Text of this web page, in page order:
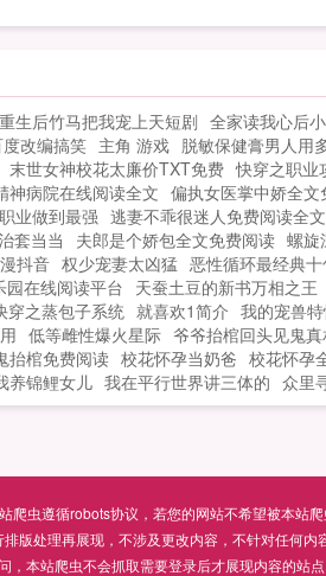
公子。他似笑非笑的看着墨风晚这辈子你
重生后竹马把我宠上天短剧 全家读我心后
改编搞笑 主角 游戏 脱敏保健膏男人用
末世女神校花太廉价TXT免费 快穿之职业
神病院在线阅读全文 偏执女医掌中娇全文
业做到最强 逃妻不乖很迷人免费阅读全
套当当 夫郎是个娇包全文免费阅读 螺旋
抖音 权少宠妻太凶猛 恶性循环最经典
园在线阅读平台 天蚕土豆的新书万相之王
穿之蒸包子系统 就喜欢1简介 我的宠兽
低等雌性爆火星际 爷爷抬棺回头见鬼真
抬棺免费阅读 校花怀孕当奶爸 校花怀孕
养锦鲤女儿 我在平行世界讲三体的 众里
虫遵循robots协议，若您的网站不希望被本站
版处理再展现，不涉及更改内容，不针对任何内
本站爬虫不会抓取需要登录后才展现内容的站